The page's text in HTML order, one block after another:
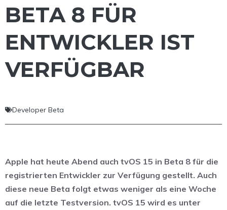
BETA 8 FÜR
ENTWICKLER IST
VERFÜGBAR
Developer Beta
Apple hat heute Abend auch tvOS 15 in Beta 8 für die
registrierten Entwickler zur Verfügung gestellt. Auch
diese neue Beta folgt etwas weniger als eine Woche
auf die letzte Testversion. tvOS 15 wird es unter